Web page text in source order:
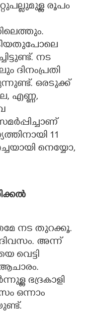
രൂപം
നട
ദിനംപ്രതി
ഒരടുക്ക്
എണ്ണ,
11
നെയ്യോ,
നട തുറക്കൂ.
അന്ന്
വെട്ടി
ഭദ്രകാളി
ഒന്നാം